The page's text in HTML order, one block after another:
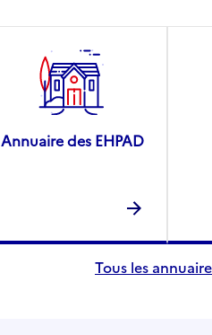
Annuaire des EHPAD
Tous les